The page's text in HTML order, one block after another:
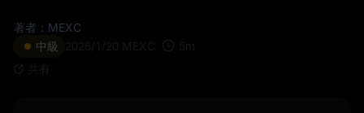
著者：MEXC
中級
2026/1/20 MEXC 5 m
共有